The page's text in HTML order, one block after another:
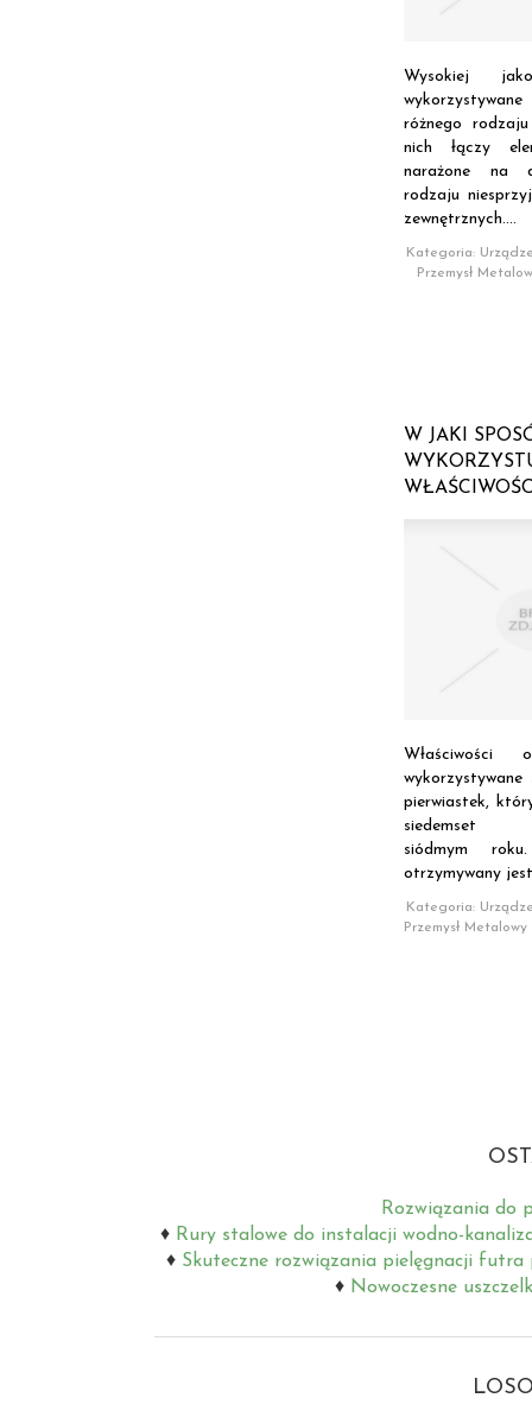
Wysokiej
różnego
nich łączy
narażone na
rodzaju
zewnętrznych....
Kategoria:
Przemysł
W JAKI
Właściwości
pierwiastek,
siedemset
siódmym
otrzymywany
Kategoria:
Przemysł Metalowy
Rozwiązania do
Rury stalowe do instalacji wodno-
Skuteczne rozwiązania pielęgnacji futra
Nowoczesne